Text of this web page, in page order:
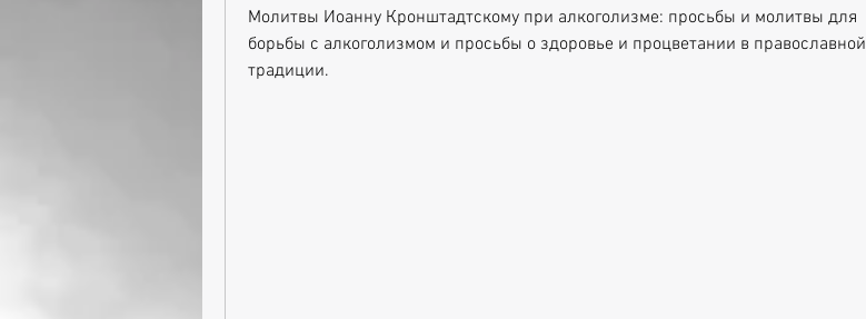
Молитвы Иоанну Кронштадтскому при алкоголизме: просьбы и молитвы для
борьбы с алкоголизмом и просьбы о здоровье и процветании в православной
традиции.